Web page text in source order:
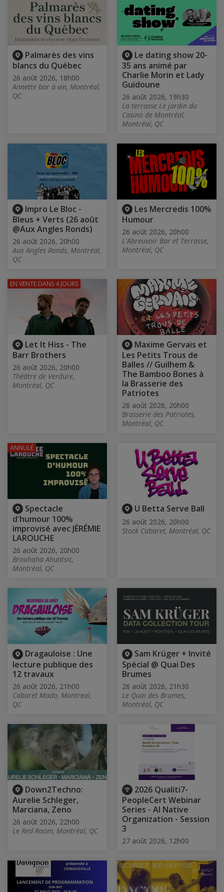
Palmarès des vins
blancs du Québec
26 août 2026, 18h00
Annette bar à vin, Montréal,
QC
Le dating show 20-
35 ans animé par
Charlie Morin et Lady
Guidoune
26 août 2026, 19h30
La terrasse Le jardin du
Casino de Montréal,
Montréal, QC
Impro Le Bloc -
Bleus + Verts (26 août
@Aux Angles Ronds)
26 août 2026, 20h00
Aux Angles Ronds, Montréal,
QC
Les Mercredis 100%
Humour
26 août 2026, 20h00
L'Abreuvoir Bar et Terrasse,
Montréal, QC
Let It Hiss - The
Barr Brothers
26 août 2026, 20h00
Théâtre de Verdure,
Montréal, QC
EN VENTE DANS 4 JOURS
Maxime Gervais et
Les Petits Trous de
Balles // Guilhem &
The Bamboo Bones à
la Brasserie des
Patriotes
26 août 2026, 20h00
Brasserie des Patriotes,
Montréal, QC
Spectacle
d'humour 100%
improvisé avec JÉRÉMIE
LAROUCHE
26 août 2026, 20h00
Brouhaha Ahuntsic,
Montréal, QC
ANNULÉ
U Betta Serve Ball
26 août 2026, 20h00
Stock Cabaret, Montréal, QC
Dragauloise : Une
lecture publique des
12 travaux
26 août 2026, 21h00
Cabaret Mado, Montreal,
QC
Sam Krüger + Invité
Spécial @ Quai Des
Brumes
26 août 2026, 21h30
Le Quai des Brumes,
Montréal, QC
Down2Techno:
Aurelie Schleger,
Marciana, Zeno
26 août 2026, 22h00
Le Red Room, Montréal, QC
2026 Qualiti7-
PeopleCert Webinar
Series - AI Native
Organization - Session
3
27 août 2026, 12h00